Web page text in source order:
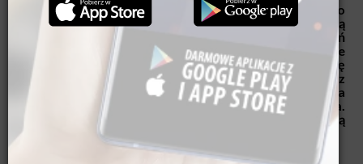
Wyobraź sobie letni poranek... Boso wchodzisz do
przeszkolonej strefy w swoim domu. Przed Tobą
rozpościera się panoramiczny widok na ogród. Zieleń
otacza Cię ze wszystkich stron, a światło słoneczne
swobodnie przenika do wnętrza. Przez chwilę
zapominasz, że wciąż jesteś w budynku i masz
wrażenie relaksu pod gołym niebem. Pomimo upału na
zewnątrz panuje tu spokój i przyjemna temperatura.
Tak właśnie może wyglądać domowa strefa spa. Jak ją
stworzyć? Kluczową rolę odgrywa szkło.